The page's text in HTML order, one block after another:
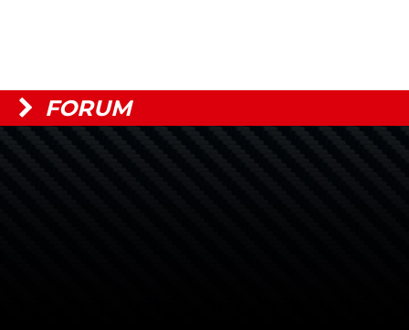
FORUM